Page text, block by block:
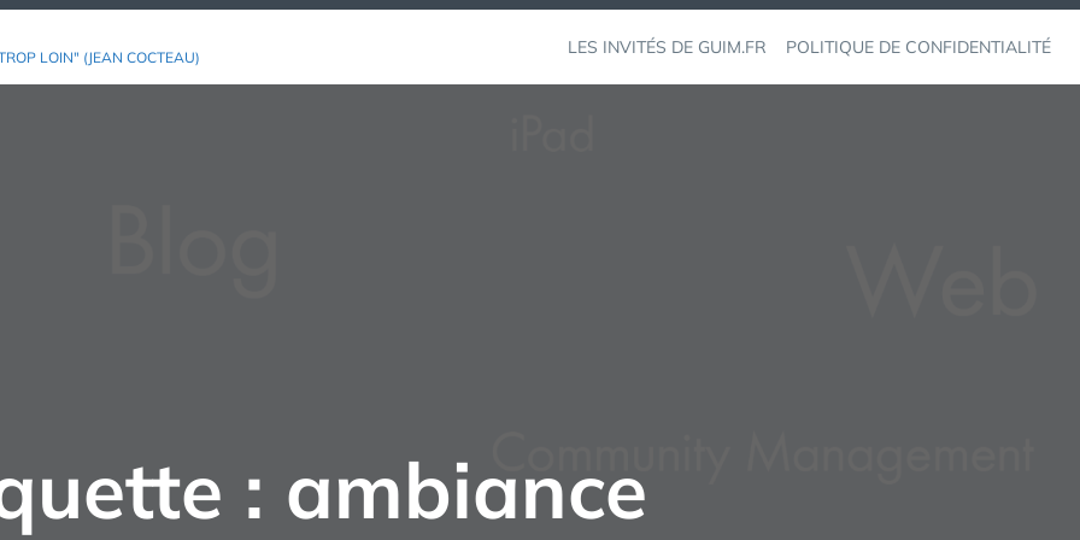
LOIN" (JEAN COCTEAU) LES INVITÉS DE GUIM.FR POLITIQUE DE CONFIDENTIALITÉ
: ambiance